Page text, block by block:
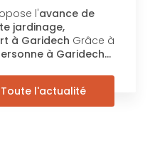
l' avance de
jardinage,
à GaridechGrâce à
à Garidech…
Toute l'actualité